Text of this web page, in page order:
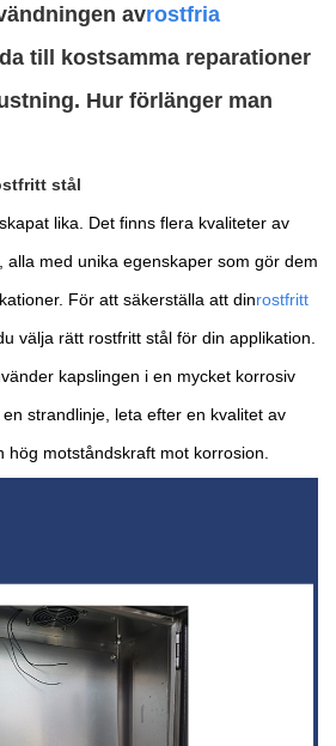
avrostfria
till kostsamma reparationer
Hur förlänger man
stål
lika. Det finns flera kvaliteter av
alla med unika egenskaper som gör dem
För att säkerställa att dinrostfritt
välja rätt rostfritt stål för din applikation.
kapslingen i en mycket korrosiv
strandlinje, leta efter en kvalitet av
hög motståndskraft mot korrosion.